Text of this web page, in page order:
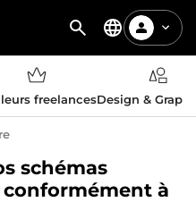
freelancesDesign &
schémas
à